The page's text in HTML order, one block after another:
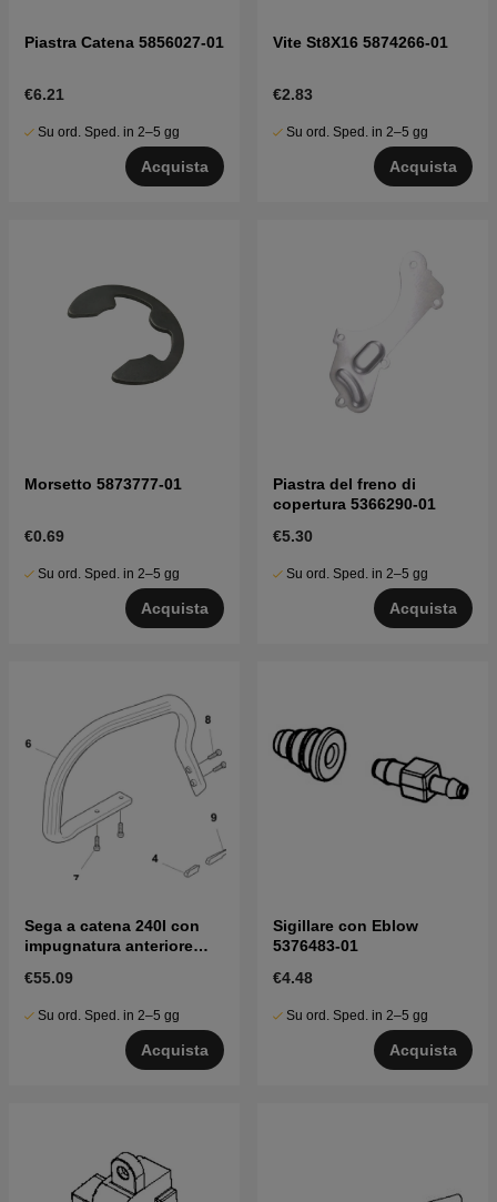
Piastra Catena 5856027-01
€6.21
Su ord. Sped. in 2–5 gg
Acquista
Vite St8X16 5874266-01
€2.83
Su ord. Sped. in 2–5 gg
Acquista
Morsetto 5873777-01
€0.69
Su ord. Sped. in 2–5 gg
Acquista
Piastra del freno di
copertura 5366290-01
€5.30
Su ord. Sped. in 2–5 gg
Acquista
Sega a catena 240I con
impugnatura anteriore
€55.09
Su ord. Sped. in 2–5 gg
Acquista
Sigillare con Eblow
5376483-01
€4.48
Su ord. Sped. in 2–5 gg
Acquista